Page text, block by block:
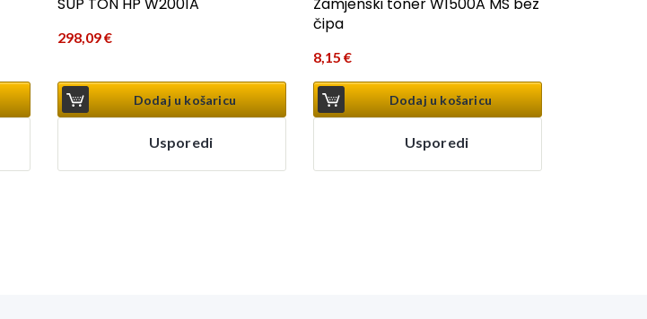
SUP TON HP W2001A
298,09€
Dodaj u košaricu
Usporedi
Zamjenski toner W1500A MS bez
čipa
8,15 €
Dodaj u košaricu
Usporedi